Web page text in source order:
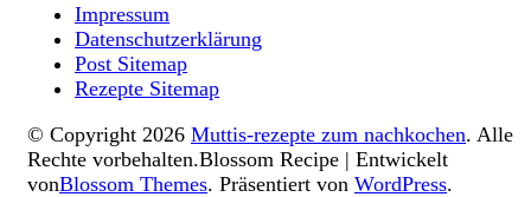
Impressum
Datenschutzerklärung
Post Sitemap
Rezepte Sitemap
© Copyright 2026 Muttis-rezepte zum nachkochen. Alle
Rechte vorbehalten.Blossom Recipe | Entwickelt
vonBlossom Themes. Präsentiert von WordPress.